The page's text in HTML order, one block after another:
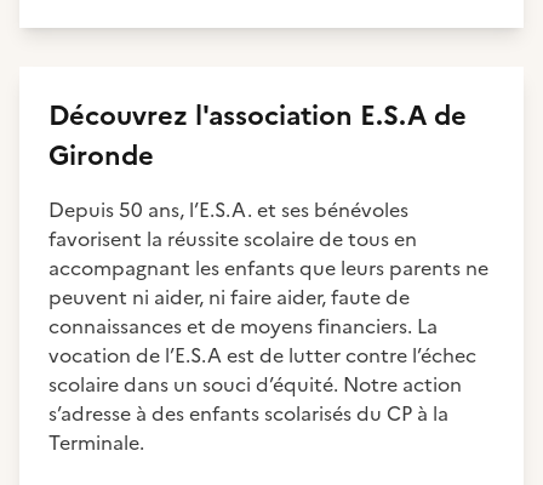
Découvrez l'association E.S.A de
Gironde
Depuis 50 ans, l’E.S.A. et ses bénévoles
favorisent la réussite scolaire de tous en
accompagnant les enfants que leurs parents ne
peuvent ni aider, ni faire aider, faute de
connaissances et de moyens financiers. La
vocation de l’E.S.A est de lutter contre l’échec
scolaire dans un souci d’équité. Notre action
s’adresse à des enfants scolarisés du CP à la
Terminale.